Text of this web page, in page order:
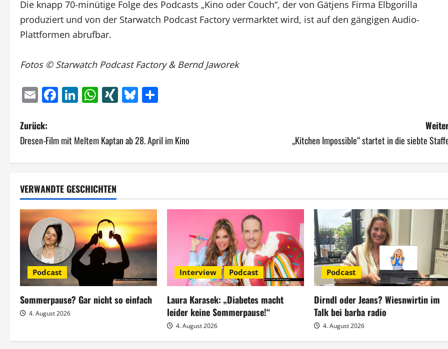
Die knapp 70-minütige Folge des Podcasts „Kino oder Couch“, der von Gätjens Firma Elbgorilla
produziert und von der Starwatch Podcast Factory vermarktet wird, ist auf den gängigen Audio-
Plattformen abrufbar.
Fotos © Starwatch Podcast Factory & Bernd Jaworek
EmailFacebook
LinkedIn
WhatsApp
XINGBluesky
B
e
i
t
r
a
g
s
n
a
v
Zurück:
Dresen-Film mit Meltem Kaptan ab 28. April im Kino
„Kitchen Impossible“ startet in die siebte
VERWANDTE GESCHICHTEN
Podcast
Sommerpause? Gar nicht so einfach
4. August 2026
Interview Podcast
Laura Karasek: „Diabetes macht
leider keine Sommerpause!“
4. August 2026
Podcast
Dirndl oder Jeans? Wiesnwirtin im
Talk bei barba radio
4. August 2026